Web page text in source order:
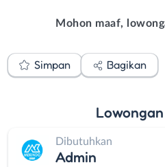
Mohon maaf,
Simpan Bagikan
Lowongan
Dibutuhkan
Admin